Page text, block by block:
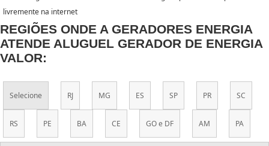
livremente na internet
REGIÕES ONDE A GERADORES ENERGIA
ATENDE ALUGUEL GERADOR DE ENERGIA
VALOR:
Selecione RJ MG ES SP PR SC
RS PE BA CE GO e DF AM PA